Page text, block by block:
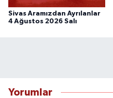
Sivas Aramızdan Ayrılanlar
4 Ağustos 2026 Salı
Yorumlar